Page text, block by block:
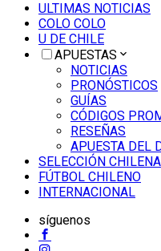
ULTIMAS NOTICIAS
COLO COLO
U DE CHILE
APUESTAS
NOTICIAS
PRONÓSTICOS
GUÍAS
CÓDIGOS
RESEÑAS
APUESTA DEL
SELECCIÓN CHILENA
FÚTBOL CHILENO
INTERNACIONAL
síguenos